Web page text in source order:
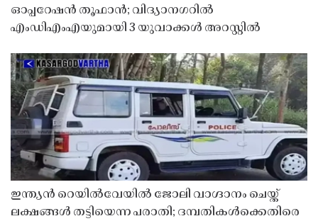
ഓപ്പറേഷൻ തൂഫാൻ; വിദ്യാനഗറിൽ
എംഡിഎംഎയുമായി 3 യുവാക്കൾ അറസ്റ്റിൽ
ഇന്ത്യൻ റെയിൽവേയിൽ ജോലി വാഗ്ദാനം ചെയ്ത്
ലക്ഷങ്ങൾ തട്ടിയെന്ന പരാതി; ദമ്പതികൾക്കെതിരെ